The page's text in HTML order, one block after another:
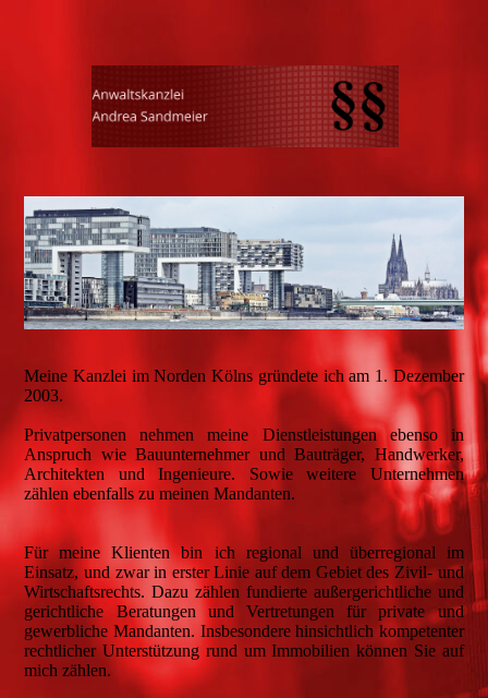
Meine Kanzlei im Norden Kölns gründete ich am 1. Dezember
2003.
Privatpersonen nehmen meine Dienstleistungen ebenso in
Anspruch wie Bauunternehmer und Bauträger, Handwerker,
Architekten und Ingenieure. Sowie weitere Unternehmen
zählen ebenfalls zu meinen Mandanten.
Für meine Klienten bin ich regional und überregional im
Einsatz, und zwar in erster Linie auf dem Gebiet des Zivil- und
Wirtschaftsrechts. Dazu zählen fundierte außergerichtliche und
gerichtliche Beratungen und Vertretungen für private und
gewerbliche Mandanten. Insbesondere hinsichtlich kompetenter
rechtlicher Unterstützung rund um Immobilien können Sie auf
mich zählen.